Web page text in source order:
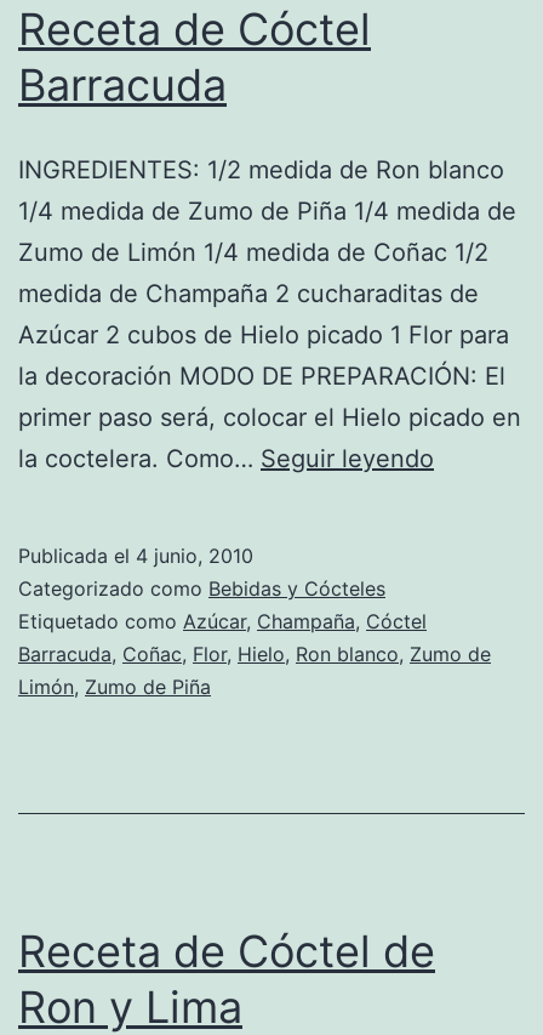
Receta de Cóctel
Barracuda
INGREDIENTES: 1/2 medida de Ron blanco
1/4 medida de Zumo de Piña 1/4 medida de
Zumo de Limón 1/4 medida de Coñac 1/2
medida de Champaña 2 cucharaditas de
Azúcar 2 cubos de Hielo picado 1 Flor para
la decoración MODO DE PREPARACIÓN: El
primer paso será, colocar el Hielo picado en
la coctelera. Como… Seguir leyendo
Publicada el 4 junio, 2010
Categorizado como Bebidas y Cócteles
Etiquetado como Azúcar, Champaña, Cóctel
Barracuda, Coñac, Flor, Hielo, Ron blanco, Zumo de
Limón, Zumo de Piña
Receta de Cóctel de
Ron y Lima